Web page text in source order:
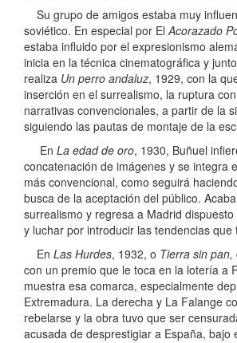
Su grupo de amigos estaba muy
soviético. En especial por ElAcorazado
estaba influido por el expresionismo
inicia en la técnica cinematográfica y
realiza Un perro andaluz, 1929, con la
inserción en el surrealismo, la ruptura
narrativas convencionales, a partir de la
siguiendo las pautas de montaje de la
En La edad de oro, 1930, Buñuel
concatenación de imágenes y se integra
más convencional, como seguirá
busca de la aceptación del público.
surrealismo y regresa a Madrid
y luchar por introducir las tendencias que
En Las Hurdes, 1932, o Tierra sin pan,
con un premio que le toca en la lotería a
muestra esa comarca, especialmente
Extremadura. La derecha y La Falange
rebelarse y la obra tuvo que ser
acusada de desprestigiar a España, bajo